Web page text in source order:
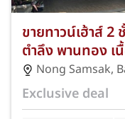
ขายทาวน์เฮ้าส์
ตำลึง พานทอง เ
เมตร 3 ห้องนอน
061
Nong Samsak,
Exclusive deal